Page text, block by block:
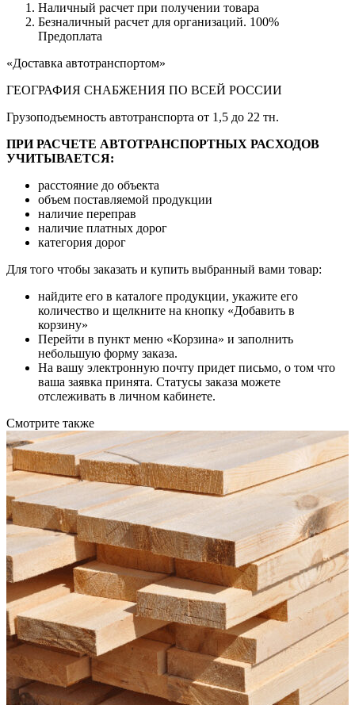
Наличный расчет при получении товара
Безналичный расчет для организаций. 100%
Предоплата
«Доставка автотранспортом»
ГЕОГРАФИЯ СНАБЖЕНИЯ ПО ВСЕЙ РОССИИ
Грузоподъемность автотранспорта от 1,5 до 22 тн.
ПРИ РАСЧЕТЕ АВТОТРАНСПОРТНЫХ РАСХОДОВ
УЧИТЫВАЕТСЯ:
расстояние до объекта
объем поставляемой продукции
наличие переправ
наличие платных дорог
категория дорог
Для того чтобы заказать и купить выбранный вами товар:
найдите его в каталоге продукции, укажите его
количество и щелкните на кнопку «Добавить в
корзину»
Перейти в пункт меню «Корзина» и заполнить
небольшую форму заказа.
На вашу электронную почту придет письмо, о том что
ваша заявка принята. Статусы заказа можете
отслеживать в личном кабинете.
Смотрите также